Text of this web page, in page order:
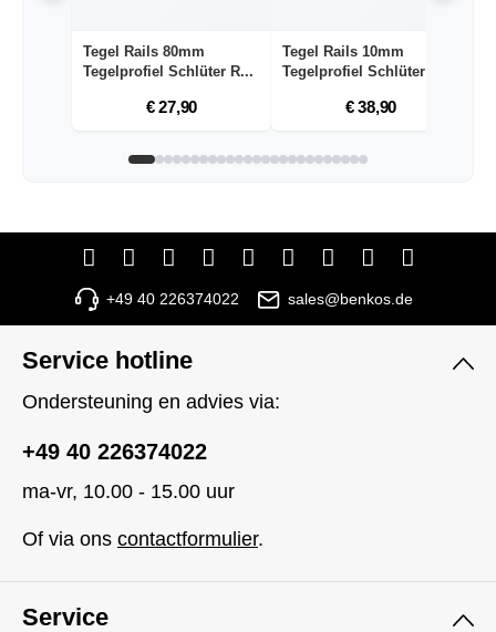
Tegel Rails 80mm
Tegelprofiel Schlüter R...
€ 27,90
Tegel Rails 10mm
Tegelprofiel Schlüter R...
€ 38,90
+49 40 226374022 sales@benkos.de
Service hotline
Ondersteuning en advies via:
+49 40 226374022
ma-vr, 10.00 - 15.00 uur
Of via ons contactformulier.
Service